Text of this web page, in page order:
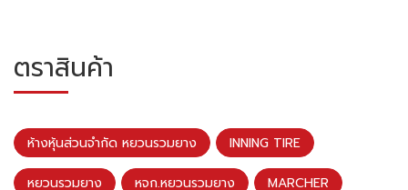
ตราสินค้า
ห้างหุ้นส่วนจำกัด หยวนรวมยาง INNING TIRE
หยวนรวมยาง หจก.หยวนรวมยาง MARCHER